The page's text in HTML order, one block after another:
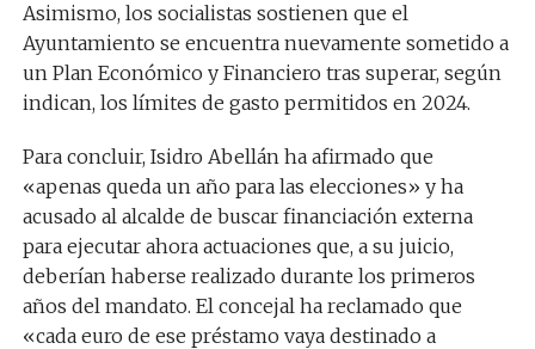
Asimismo, los socialistas sostienen que el
Ayuntamiento se encuentra nuevamente sometido a
un Plan Económico y Financiero tras superar, según
indican, los límites de gasto permitidos en 2024.
Para concluir, Isidro Abellán ha afirmado que
«apenas queda un año para las elecciones» y ha
acusado al alcalde de buscar financiación externa
para ejecutar ahora actuaciones que, a su juicio,
deberían haberse realizado durante los primeros
años del mandato. El concejal ha reclamado que
«cada euro de ese préstamo vaya destinado a